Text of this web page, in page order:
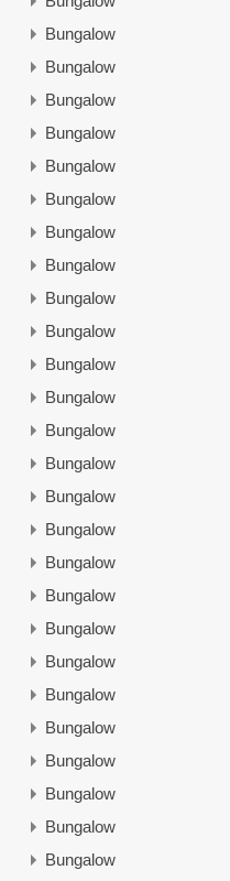
Bungalow
Bungalow
Bungalow
Bungalow
Bungalow
Bungalow
Bungalow
Bungalow
Bungalow
Bungalow
Bungalow
Bungalow
Bungalow
Bungalow
Bungalow
Bungalow
Bungalow
Bungalow
Bungalow
Bungalow
Bungalow
Bungalow
Bungalow
Bungalow
Bungalow
Bungalow